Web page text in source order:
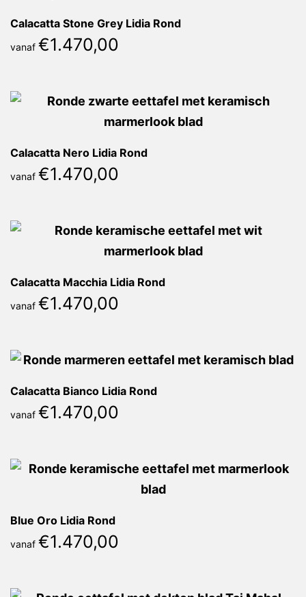
Calacatta Stone Grey Lidia Rond
vanaf €1.470,00
Calacatta Nero Lidia Rond
vanaf €1.470,00
Calacatta Macchia Lidia Rond
vanaf €1.470,00
Calacatta Bianco Lidia Rond
vanaf €1.470,00
Blue Oro Lidia Rond
vanaf €1.470,00